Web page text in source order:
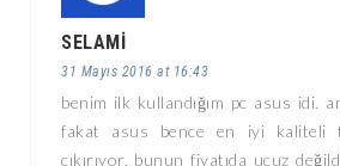
SELAMI
31 Mayıs 2016 at 16:43
benim ilk kullandığım pc asus idi.
fakat asus bence en iyi kaliteli
çıkırıyor. bunun fiyatıda ucuz